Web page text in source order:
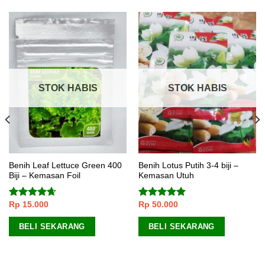
STOK HABIS
Benih Leaf Lettuce Green 400
Biji – Kemasan Foil
Dinilai
4.33dari
Rp 15.000
BELI SEKARANG
STOK HABIS
Benih Lotus Putih 3-4 biji –
Kemasan Utuh
Dinilai5.00
dari 5
Rp 50.000
BELI SEKARANG